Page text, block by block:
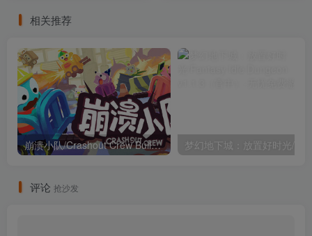
相关推荐
崩溃小队/Crashout Crew Build.23454675（官中）
评论 抢沙发